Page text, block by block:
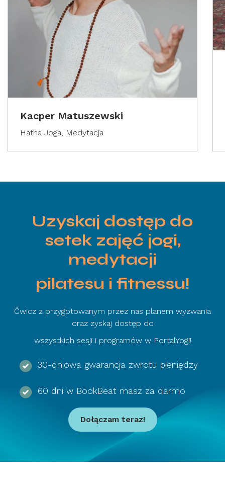
Kacper Matuszewski
Hatha Joga, Medytacja
Uzyskaj dostęp do
setek zajęć jogi,
medytacji
pilatesu i fitnessu!
Ćwicz z przygotowanym przez nas planem wyzwania
oraz zyskaj dostęp do
wszystkich sesji i programów w PortalYogi!
30-dniowa gwarancja zwrotu pieniędzy
60 dni w BookBeat masz za darmo
Dołączam teraz!